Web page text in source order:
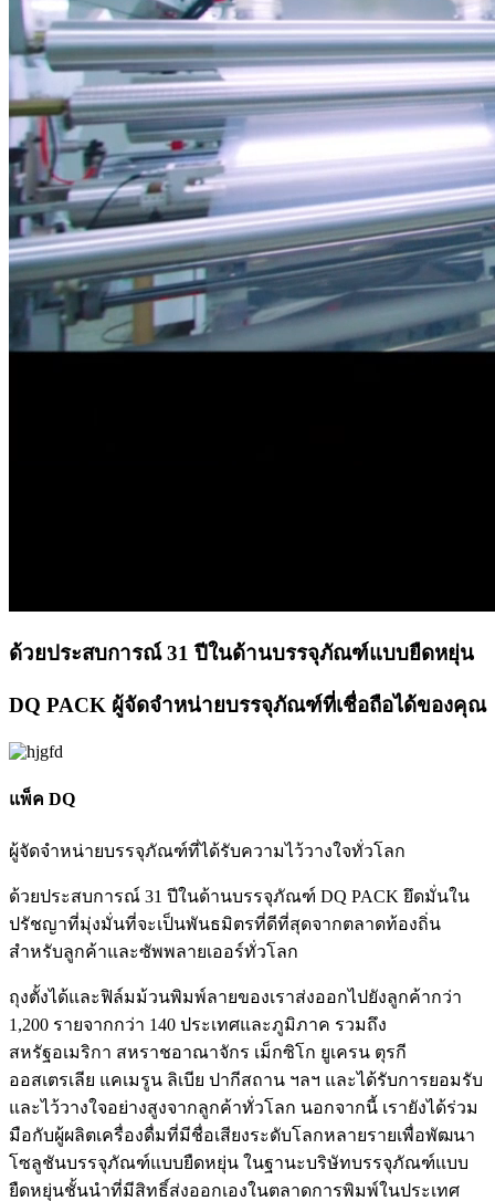
ด้วยประสบการณ์ 31 ปีในด้านบรรจุภัณฑ์แบบยืดหยุ่น
DQ PACK ผู้จัดจำหน่ายบรรจุภัณฑ์ที่เชื่อถือได้ของคุณ
แพ็ค DQ
ผู้จัดจำหน่ายบรรจุภัณฑ์ที่ได้รับความไว้วางใจทั่วโลก
ด้วยประสบการณ์ 31 ปีในด้านบรรจุภัณฑ์ DQ PACK ยึดมั่นใน
ปรัชญาที่มุ่งมั่นที่จะเป็นพันธมิตรที่ดีที่สุดจากตลาดท้องถิ่น
สำหรับลูกค้าและซัพพลายเออร์ทั่วโลก
ถุงตั้งได้และฟิล์มม้วนพิมพ์ลายของเราส่งออกไปยังลูกค้ากว่า
1,200 รายจากกว่า 140 ประเทศและภูมิภาค รวมถึง
สหรัฐอเมริกา สหราชอาณาจักร เม็กซิโก ยูเครน ตุรกี
ออสเตรเลีย แคเมรูน ลิเบีย ปากีสถาน ฯลฯ และได้รับการยอมรับ
และไว้วางใจอย่างสูงจากลูกค้าทั่วโลก นอกจากนี้ เรายังได้ร่วม
มือกับผู้ผลิตเครื่องดื่มที่มีชื่อเสียงระดับโลกหลายรายเพื่อพัฒนา
โซลูชันบรรจุภัณฑ์แบบยืดหยุ่น ในฐานะบริษัทบรรจุภัณฑ์แบบ
ยืดหยุ่นชั้นนำที่มีสิทธิ์ส่งออกเองในตลาดการพิมพ์ในประเทศ